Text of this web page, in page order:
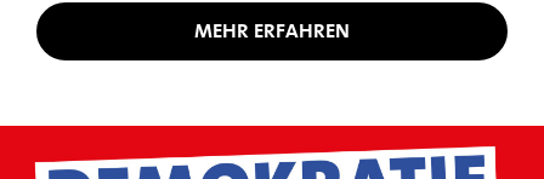
MEHR ERFAHREN